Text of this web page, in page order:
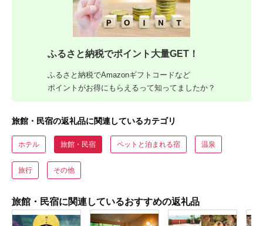
ふるさと納税でポイント大量GET！
ふるさと納税でAmazonギフトコードなど
ポイントがお得にもらえるって知ってましたか？
旅館・民宿の返礼品に関連しているカテゴリ
ホテル 旅館・民宿 ペットと泊まれる宿 温泉
旅行 その他
旅館・民宿に関連しているおすすめの返礼品